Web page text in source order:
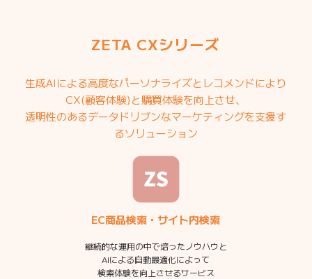
ZETA CXシリーズ
生成AIによる高度なパーソナライズとレコメンドにより
CX(顧客体験)と購買体験を向上させ、
透明性のあるデータドリブンなマーケティングを支援す
るソリューション
EC商品検索・サイト内検索
継続的な運用の中で培ったノウハウと
AIによる自動最適化によって
検索体験を向上させるサービス